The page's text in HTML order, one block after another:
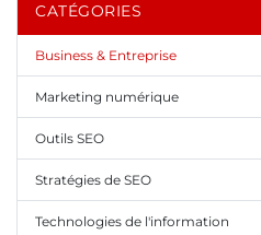
CATÉGORIES
Business & Entreprise
Marketing numérique
Outils SEO
Stratégies de SEO
Technologies de l'information